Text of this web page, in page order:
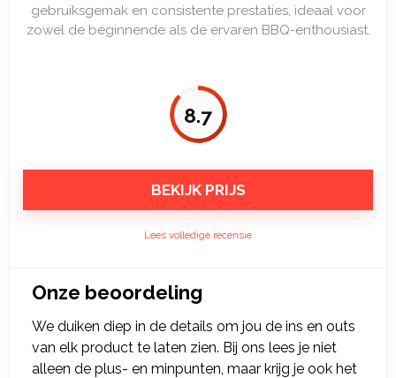
gebruiksgemak en consistente prestaties, ideaal voor
zowel de beginnende als de ervaren BBQ-enthousiast.
8.7
BEKIJK PRIJS
Lees volledige recensie
Onze beoordeling
We duiken diep in de details om jou de ins en outs
van elk product te laten zien. Bij ons lees je niet
alleen de plus- en minpunten, maar krijg je ook het